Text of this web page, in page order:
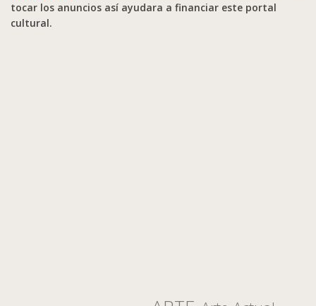
tocar los anuncios así ayudara a financiar este portal
cultural.